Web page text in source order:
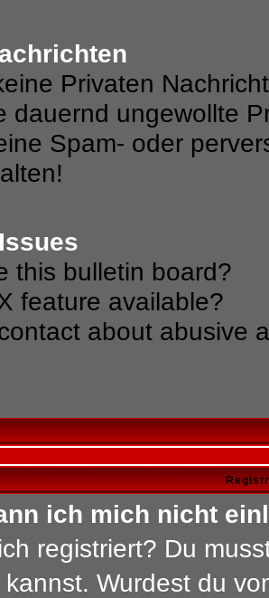
Privaten
dauernd ungewollte
Spam- oder
this bulletin board?
feature available?
about abusive
ich mich nicht
registriert? Du
Wurdest du